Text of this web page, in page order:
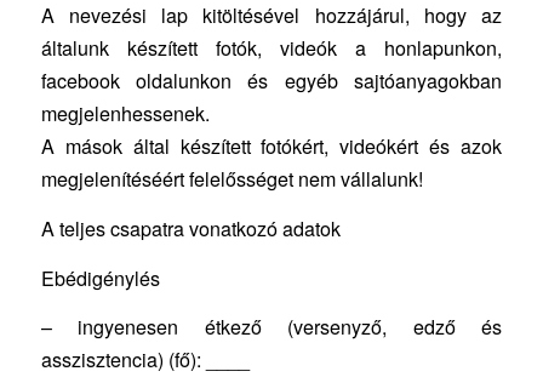
A nevezési lap kitöltésével hozzájárul, hogy az
általunk készített fotók, videók a honlapunkon,
facebook oldalunkon és egyéb sajtóanyagokban
megjelenhessenek.
A mások által készített fotókért, videókért és azok
megjelenítéséért felelősséget nem vállalunk!
A teljes csapatra vonatkozó adatok
Ebédigénylés
– ingyenesen étkező (versenyző, edző és
asszisztencia) (fő): ____